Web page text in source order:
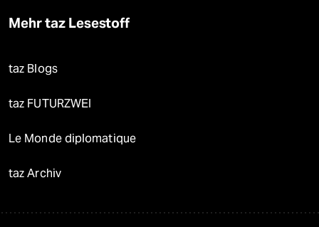
Mehr taz Lesestoff
taz Blogs
taz FUTURZWEI
Le Monde diplomatique
taz Archiv